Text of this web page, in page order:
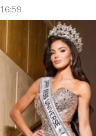
16:59